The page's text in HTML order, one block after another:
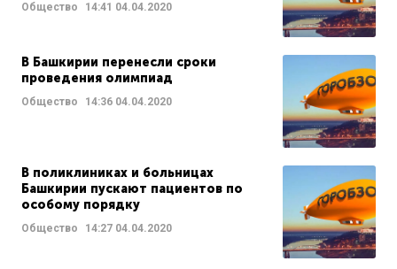
Общество 14:41 04.04.2020
В Башкирии перенесли сроки
проведения олимпиад
Общество 14:36 04.04.2020
В поликлиниках и больницах
Башкирии пускают пациентов по
особому порядку
Общество 14:27 04.04.2020